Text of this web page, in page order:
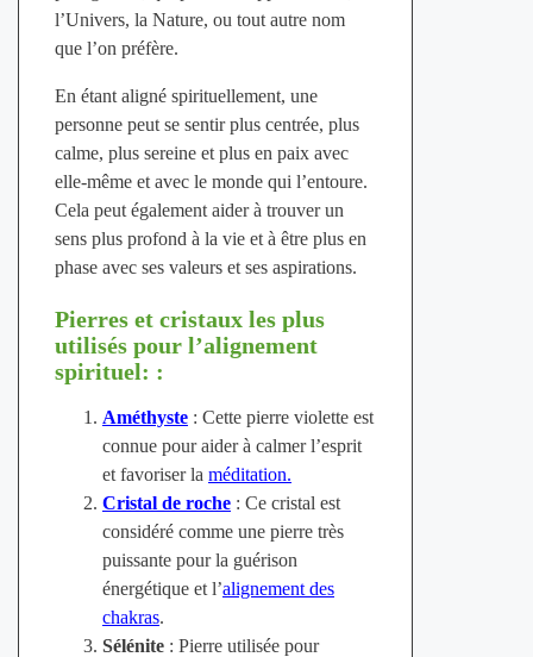
l’Univers, la Nature, ou tout autre nom
que l’on préfère.
En étant aligné spirituellement, une
personne peut se sentir plus centrée, plus
calme, plus sereine et plus en paix avec
elle-même et avec le monde qui l’entoure.
Cela peut également aider à trouver un
sens plus profond à la vie et à être plus en
phase avec ses valeurs et ses aspirations.
Pierres et cristaux les plus
utilisés pour l’alignement
spirituel: :
Améthyste: Cette pierre violette est
connue pour aider à calmer l’esprit
et favoriser la méditation.
Cristal de roche: Ce cristal est
considéré comme une pierre très
puissante pour la guérison
énergétique et l’alignement des
chakras.
Sélénite: Pierre utilisée pour